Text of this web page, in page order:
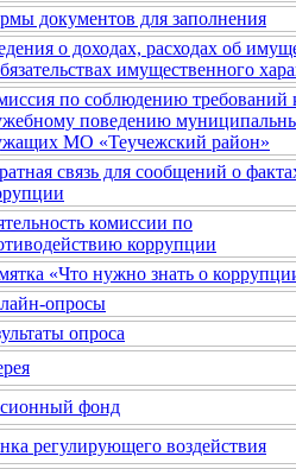
документов для заполнения
о доходах, расходах об
имущественного
по соблюдению требований
поведению
МО «Теучежский район»
связь для сообщений о
комиссии по
коррупции
«Что нужно знать о
опросы
опроса
фонд
регулирующего воздействия